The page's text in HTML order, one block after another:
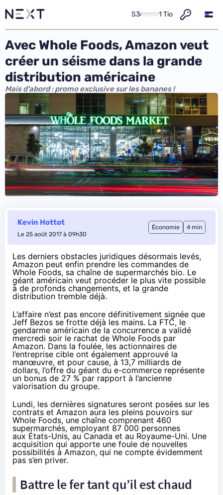
S3 1 Tio
Avec Whole Foods, Amazon veut
créer un séisme dans la grande
distribution américaine
Mais d'abord : promo exclusive sur les bananes !
Kevin Hottot
Le 25 août 2017 à 09h30
Économie 4 min
Les derniers obstacles juridiques désormais levés,
Amazon peut enfin prendre les commandes de
Whole Foods, sa chaîne de supermarchés bio. Le
géant américain veut procéder le plus vite possible
à de profonds changements, et la grande
distribution tremble déjà.
L’affaire n’est pas encore définitivement signée que
Jeff Bezos se frotte déjà les mains. La FTC, le
gendarme américain de la concurrence a validé
mercredi soir le rachat de Whole Foods par
Amazon. Dans la foulée, les actionnaires de
l’entreprise cible ont également approuvé la
manœuvre, et pour cause, à 13,7 milliards de
dollars, l’offre du géant du e-commerce représente
un bonus de 27 % par rapport à l’ancienne
valorisation du groupe.
Lundi, les dernières signatures seront posées sur les
contrats et Amazon aura les pleins pouvoirs sur
Whole Foods, une chaîne comprenant 460
supermarchés, employant 87 000 personnes
aux États-Unis, au Canada et au Royaume-Uni. Une
acquisition qui apporte une foule de nouvelles
possibilités à Amazon, qui ne compte évidemment
pas s’en priver.
Battre le fer tant qu’il est chaud